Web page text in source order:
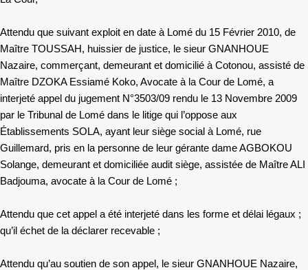
Attendu que suivant exploit en date à Lomé du 15 Février 2010, de
Maître TOUSSAH, huissier de justice, le sieur GNANHOUE
Nazaire, commerçant, demeurant et domicilié à Cotonou, assisté de
Maître DZOKA Essiamé Koko, Avocate à la Cour de Lomé, a
interjeté appel du jugement N°3503/09 rendu le 13 Novembre 2009
par le Tribunal de Lomé dans le litige qui l’oppose aux
Établissements SOLA, ayant leur siège social à Lomé, rue
Guillemard, pris en la personne de leur gérante dame AGBOKOU
Solange, demeurant et domiciliée audit siège, assistée de Maître ALI
Badjouma, avocate à la Cour de Lomé ;
Attendu que cet appel a été interjeté dans les forme et délai légaux ;
qu’il échet de la déclarer recevable ;
Attendu qu’au soutien de son appel, le sieur GNANHOUE Nazaire,